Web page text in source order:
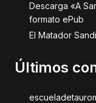
Descarga «A
formato ePub
El Matador
Últimos